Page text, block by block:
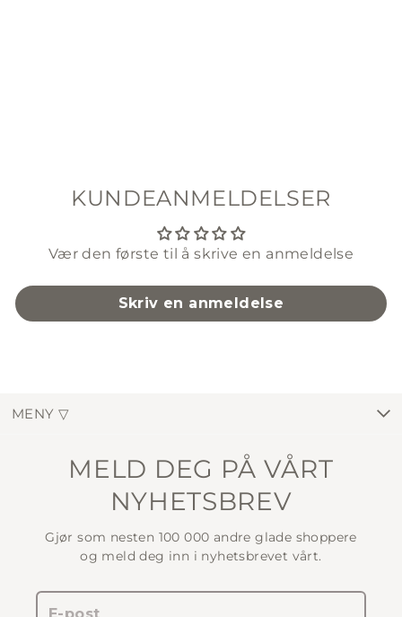
KUNDEANMELDELSER
Vær den første til å skrive en anmeldelse
Skriv en anmeldelse
MENY ▽
MELD DEG PÅ VÅRT
NYHETSBREV
Gjør som nesten 100 000 andre glade shoppere
og meld deg inn i nyhetsbrevet vårt.